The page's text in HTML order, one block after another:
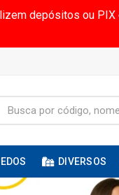
depósitos ou
DIVERSOS